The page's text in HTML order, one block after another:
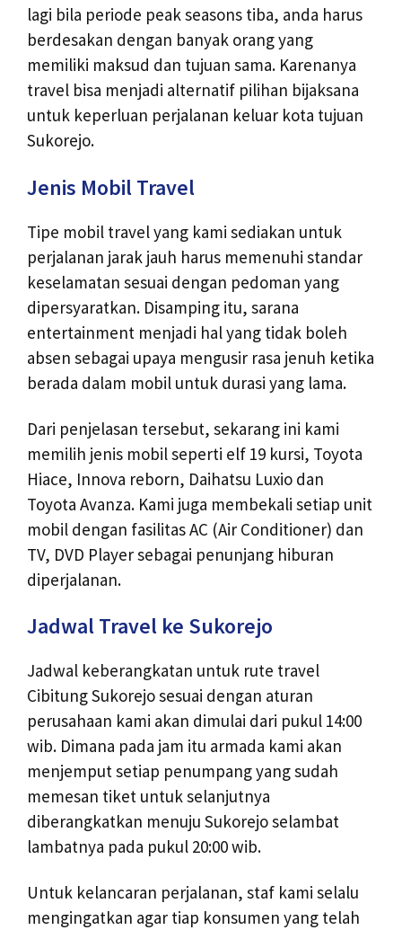
lagi bila periode peak seasons tiba, anda harus
berdesakan dengan banyak orang yang
memiliki maksud dan tujuan sama. Karenanya
travel bisa menjadi alternatif pilihan bijaksana
untuk keperluan perjalanan keluar kota tujuan
Sukorejo.
Jenis Mobil Travel
Tipe mobil travel yang kami sediakan untuk
perjalanan jarak jauh harus memenuhi standar
keselamatan sesuai dengan pedoman yang
dipersyaratkan. Disamping itu, sarana
entertainment menjadi hal yang tidak boleh
absen sebagai upaya mengusir rasa jenuh ketika
berada dalam mobil untuk durasi yang lama.
Dari penjelasan tersebut, sekarang ini kami
memilih jenis mobil seperti elf 19 kursi, Toyota
Hiace, Innova reborn, Daihatsu Luxio dan
Toyota Avanza. Kami juga membekali setiap unit
mobil dengan fasilitas AC (Air Conditioner) dan
TV, DVD Player sebagai penunjang hiburan
diperjalanan.
Jadwal Travel ke Sukorejo
Jadwal keberangkatan untuk rute travel
Cibitung Sukorejo sesuai dengan aturan
perusahaan kami akan dimulai dari pukul 14:00
wib. Dimana pada jam itu armada kami akan
menjemput setiap penumpang yang sudah
memesan tiket untuk selanjutnya
diberangkatkan menuju Sukorejo selambat
lambatnya pada pukul 20:00 wib.
Untuk kelancaran perjalanan, staf kami selalu
mengingatkan agar tiap konsumen yang telah